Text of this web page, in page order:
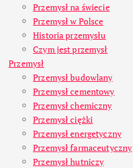
Przemysł na świecie
Przemysł w Polsce
Historia przemysłu
Czym jest przemysł
Przemysł
Przemysł budowlany
Przemysł cementowy
Przemysł chemiczny
Przemysł ciężki
Przemysł energetyczny
Przemysł farmaceutyczny
Przemysł hutniczy